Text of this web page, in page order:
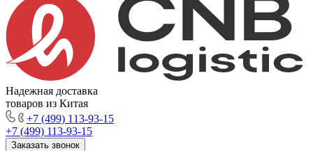
Надежная доставка
товаров из Китая
+7 (499) 113-93-15
+7 (499) 113-93-15
Заказать звонок